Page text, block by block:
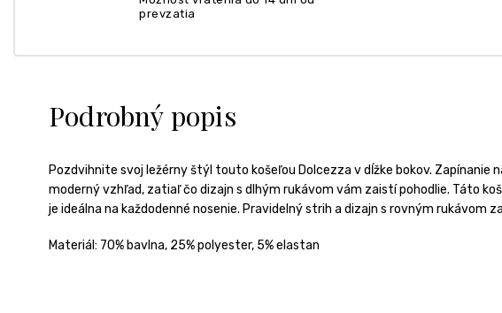
prevzatia
Podrobný popis
Pozdvihnite svoj ležérny štýl touto košeľou Dolcezza v dĺžke bokov. Zapínanie
moderný vzhľad, zatiaľ čo dizajn s dlhým rukávom vám zaistí pohodlie. Táto
je ideálna na každodenné nosenie. Pravidelný strih a dizajn s rovným rukávom
Materiál: 70% bavlna, 25% polyester, 5% elastan